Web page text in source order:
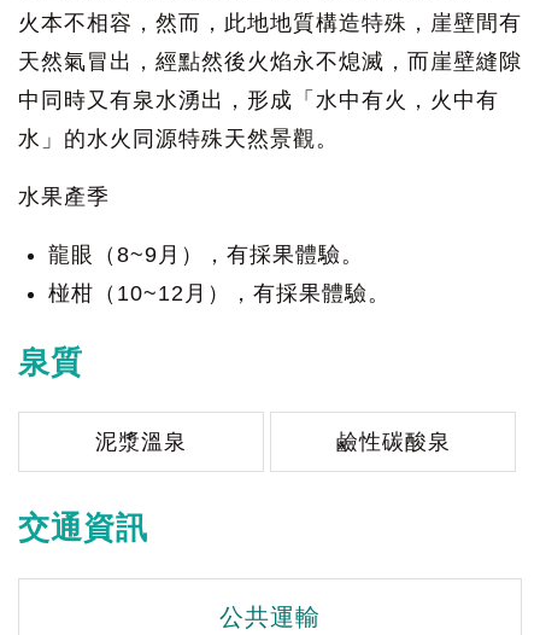
火本不相容，然而，此地地質構造特殊，崖壁間有
天然氣冒出，經點然後火焰永不熄滅，而崖壁縫隙
中同時又有泉水湧出，形成「水中有火，火中有
水」的水火同源特殊天然景觀。
水果產季
龍眼（8~9月），有採果體驗。
椪柑（10~12月），有採果體驗。
泉質
泥漿溫泉 鹼性碳酸泉
交通資訊
公共運輸